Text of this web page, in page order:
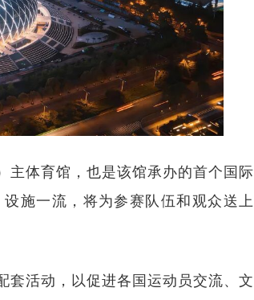
主体育馆，也是该馆承办的首个国际
施一流，将为参赛队伍和观众送上
套活动，以促进各国运动员交流、文